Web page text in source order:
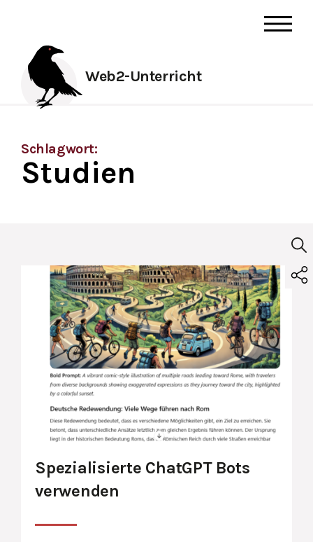
Web2-Unterricht
Schlagwort:
Studien
Spezialisierte ChatGPT Bots
verwenden